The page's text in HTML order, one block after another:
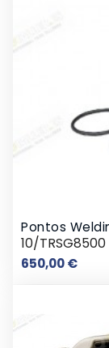
Pontos
10/TRSG8500
650,00 €Preço